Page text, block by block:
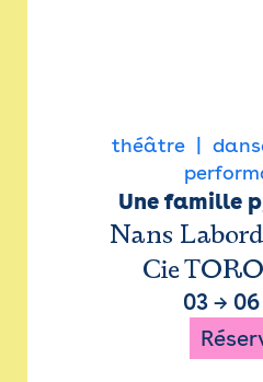
théâtre
Une famille
Nans
Cie
03 →